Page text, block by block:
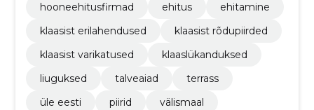
hooneehitusfirmad
ehitus
ehitamine
klaasist erilahendused
klaasist rõdupiirded
klaasist varikatused
klaaslükanduksed
liuguksed
talveaiad
terrass
üle eesti
piirid
välismaal